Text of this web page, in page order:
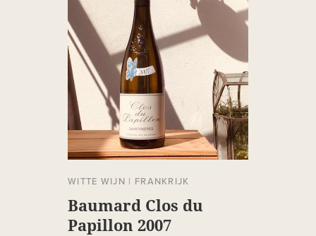
WITTE WIJN | FRANKRIJK
Baumard Clos du
Papillon 2007